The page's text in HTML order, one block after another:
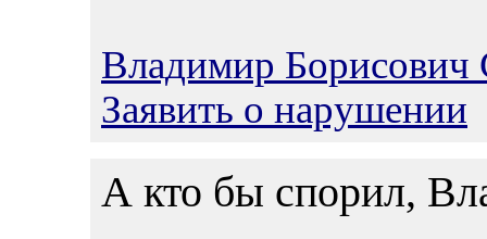
Владимир Борисович
Заявить о нарушении
А кто бы спорил,